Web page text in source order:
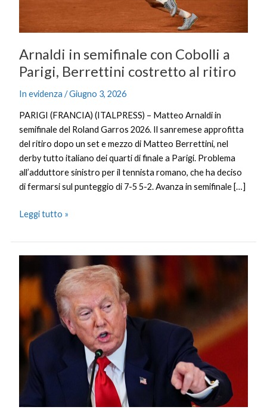
Arnaldi in semifinale con Cobolli a
Parigi, Berrettini costretto al ritiro
In evidenza /Giugno 3, 2026
PARIGI (FRANCIA) (ITALPRESS) – Matteo Arnaldi in
semifinale del Roland Garros 2026. Il sanremese approfitta
del ritiro dopo un set e mezzo di Matteo Berrettini, nel
derby tutto italiano dei quarti di finale a Parigi. Problema
all’adduttore sinistro per il tennista romano, che ha deciso
di fermarsi sul punteggio di 7-5 5-2. Avanza in semifinale […]
ritiro
Leggi tutto »
Trump
“Colpiti
duramente,
accordo
possibile
nel